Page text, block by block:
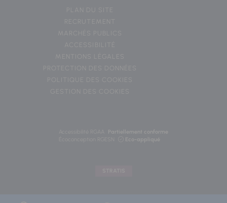
PLAN DU SITE
RECRUTEMENT
MARCHÉS PUBLICS
ACCESSIBILITÉ
MENTIONS LÉGALES
Partiellement conforme
Eco-appliqué